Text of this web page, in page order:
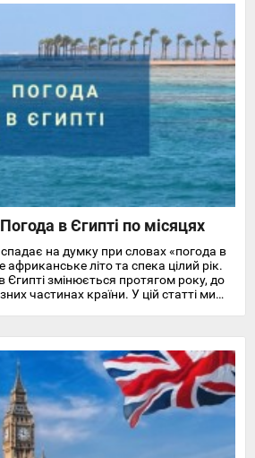
в Єгипті по місяцях
на думку при словах «погода в
африканське літо та спека цілий рік.
Єгипті змінюється протягом року, до
частинах країни. У цій статті ми